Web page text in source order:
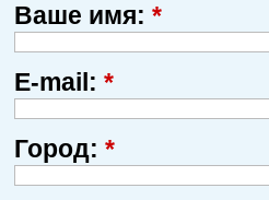
Ваше имя: *
E-mail: *
Город: *